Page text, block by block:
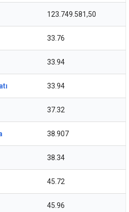
123.749.581,50
33.76
33.94
33.94
37.32
38.907
38.34
45.72
45.96